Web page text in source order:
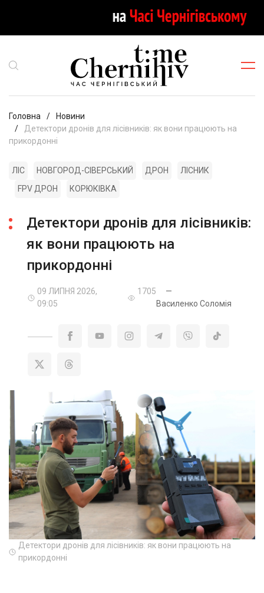
Головна
Новини
Детектори дронів для лісівників: як вони працюють на
прикордонні
ЛІС НОВГОРОД-СІВЕРСЬКИЙ ДРОН
ЛІСНИК
FPV ДРОН
КОРЮКІВКА
Детектори дронів для лісівників:
як вони працюють на
прикордонні
09 ЛИПНЯ 2026,
09:05
1705
—
Василенко Соломія
Детектори дронів для лісівників: як вони працюють на
прикордонні